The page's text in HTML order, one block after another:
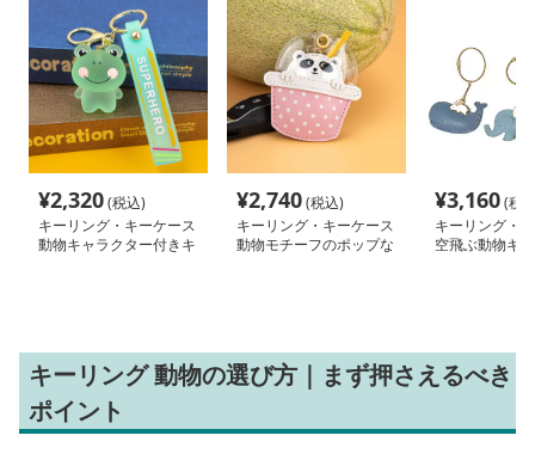
¥2,320(税込)
キーリング・キーケース
動物キャラクター付きキ
¥2,740(税込)
キーリング・キーケース
動物モチーフのポップな
¥3,160(税
キーリング・
空飛ぶ動物キ
キーリング 動物の選び方｜まず押さえるべき
ポイント